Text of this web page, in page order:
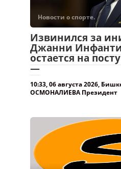
Новости о спорте.
Извинился за
Джанни
остается на
—
10:33, 06 августа 2026,
ОСМОНАЛИЕВА Президент